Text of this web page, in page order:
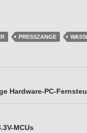
PRESSZANGE
Hardware-PC-
MCUs